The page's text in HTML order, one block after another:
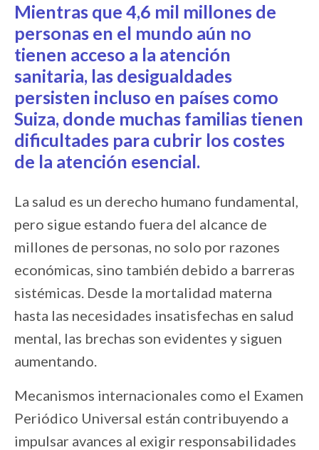
Mientras que 4,6 mil millones de
personas en el mundo aún no
tienen acceso a la atención
sanitaria, las desigualdades
persisten incluso en países como
Suiza, donde muchas familias tienen
dificultades para cubrir los costes
de la atención esencial.
La salud es un derecho humano fundamental,
pero sigue estando fuera del alcance de
millones de personas, no solo por razones
económicas, sino también debido a barreras
sistémicas. Desde la mortalidad materna
hasta las necesidades insatisfechas en salud
mental, las brechas son evidentes y siguen
aumentando.
Mecanismos internacionales como el Examen
Periódico Universal están contribuyendo a
impulsar avances al exigir responsabilidades